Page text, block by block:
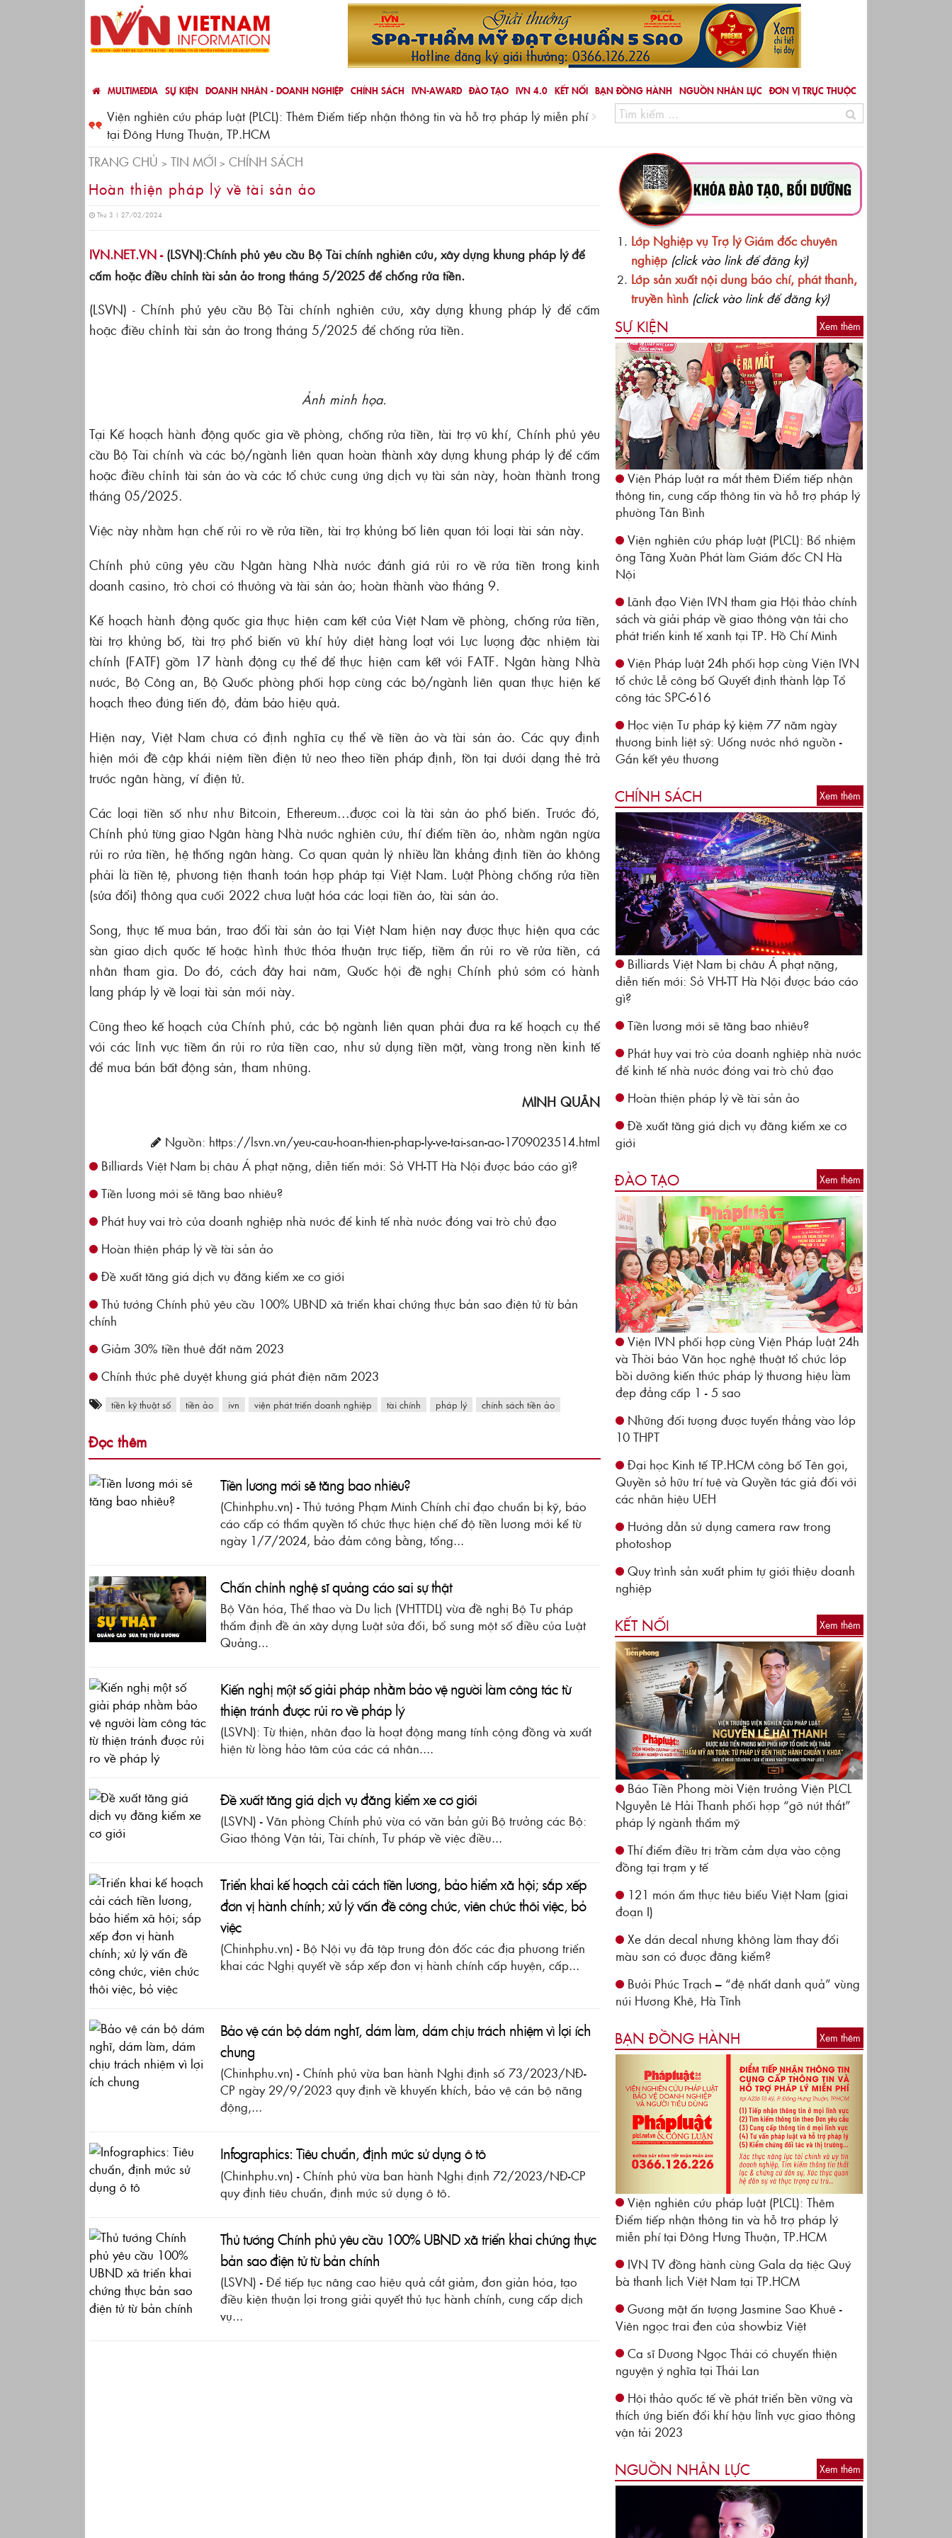
MULTIMEDIA SỰ KIỆN DOANH NHÂN - DOANH NGHIỆP CHÍNH SÁCH IVN-AWARD ĐÀO TẠO IVN 4.0 KẾT NỐI BẠN ĐỒNG HÀNH NGUỒN NHÂN LỰC ĐƠN VỊ TRỰC THUỘC
Viện nghiên cứu pháp luật (PLCL): Thêm Điểm tiếp nhận thông tin và hỗ trợ pháp lý miễn phí
tại Đông Hưng Thuận, TP.HCM
Báo Tiền Phong mời Viện trưởng Viện PLCL Nguyễn Lê Hải
TRANG CHỦ
TIN MỚI CHÍNH SÁCH
Hoàn thiện pháp lý về tài sản ảo
Thứ 3 | 27/02/2024
IVN.NET.VN - (LSVN):Chính phủ yêu cầu Bộ Tài chính nghiên cứu, xây dựng khung pháp lý để
cấm hoặc điều chỉnh tài sản ảo trong tháng 5/2025 để chống rửa tiền.
(LSVN) - Chính phủ yêu cầu Bộ Tài chính nghiên cứu, xây dựng khung pháp lý để cấm
hoặc điều chỉnh tài sản ảo trong tháng 5/2025 để chống rửa tiền.
Ảnh minh họa.
Tại Kế hoạch hành động quốc gia về phòng, chống rửa tiền, tài trợ vũ khí, Chính phủ yêu
cầu Bộ Tài chính và các bộ/ngành liên quan hoàn thành xây dựng khung pháp lý để cấm
hoặc điều chỉnh tài sản ảo và các tổ chức cung ứng dịch vụ tài sản này, hoàn thành trong
tháng 05/2025.
Việc này nhằm hạn chế rủi ro về rửa tiền, tài trợ khủng bố liên quan tới loại tài sản này.
Chính phủ cũng yêu cầu Ngân hàng Nhà nước đánh giá rủi ro về rửa tiền trong kinh
doanh casino, trò chơi có thưởng và tài sản ảo; hoàn thành vào tháng 9.
Kế hoạch hành động quốc gia thực hiện cam kết của Việt Nam về phòng, chống rửa tiền,
tài trợ khủng bố, tài trợ phổ biến vũ khí hủy diệt hàng loạt với Lực lượng đặc nhiệm tài
chính (FATF) gồm 17 hành động cụ thể để thực hiện cam kết với FATF. Ngân hàng Nhà
nước, Bộ Công an, Bộ Quốc phòng phối hợp cùng các bộ/ngành liên quan thực hiện kế
hoạch theo đúng tiến độ, đảm bảo hiệu quả.
Hiện nay, Việt Nam chưa có định nghĩa cụ thể về tiền ảo và tài sản ảo. Các quy định
hiện mới đề cập khái niệm tiền điện tử neo theo tiền pháp định, tồn tại dưới dạng thẻ trả
trước ngân hàng, ví điện tử.
Các loại tiền số như như Bitcoin, Ethereum...được coi là tài sản ảo phổ biến. Trước đó,
Chính phủ từng giao Ngân hàng Nhà nước nghiên cứu, thí điểm tiền ảo, nhằm ngăn ngừa
rủi ro rửa tiền, hệ thống ngân hàng. Cơ quan quản lý nhiều lần khẳng định tiền ảo không
phải là tiền tệ, phương tiện thanh toán hợp pháp tại Việt Nam. Luật Phòng chống rửa tiền
(sửa đổi) thông qua cuối 2022 chưa luật hóa các loại tiền ảo, tài sản ảo.
Song, thực tế mua bán, trao đổi tài sản ảo tại Việt Nam hiện nay được thực hiện qua các
sàn giao dịch quốc tế hoặc hình thức thỏa thuận trực tiếp, tiềm ẩn rủi ro về rửa tiền, cá
nhân tham gia. Do đó, cách đây hai năm, Quốc hội đề nghị Chính phủ sớm có hành
lang pháp lý về loại tài sản mới này.
Cũng theo kế hoạch của Chính phủ, các bộ ngành liên quan phải đưa ra kế hoạch cụ thể
với các lĩnh vực tiềm ẩn rủi ro rửa tiền cao, như sử dụng tiền mặt, vàng trong nền kinh tế
để mua bán bất động sản, tham nhũng.
MINH QUÂN
Nguồn: https://lsvn.vn/yeu-cau-hoan-thien-phap-ly-ve-tai-san-ao-1709023514.html
Billiards Việt Nam bị châu Á phạt nặng, diễn tiến mới: Sở VH-TT Hà Nội được báo cáo gì?
Tiền lương mới sẽ tăng bao nhiêu?
Phát huy vai trò của doanh nghiệp nhà nước để kinh tế nhà nước đóng vai trò chủ đạo
Hoàn thiện pháp lý về tài sản ảo
Đề xuất tăng giá dịch vụ đăng kiểm xe cơ giới
Thủ tướng Chính phủ yêu cầu 100% UBND xã triển khai chứng thực bản sao điện tử từ bản
chính
Giảm 30% tiền thuê đất năm 2023
Chính thức phê duyệt khung giá phát điện năm 2023
tiền kỹ thuật số tiền ảo ivn viện phát triển doanh nghiệp tài chính pháp lý chính sách tiền ảo
Đọc thêm
Tiền lương mới sẽ tăng bao nhiêu?
(Chinhphu.vn) - Thủ tướng Phạm Minh Chính chỉ đạo chuẩn bị kỹ, báo
cáo cấp có thẩm quyền tổ chức thực hiện chế độ tiền lương mới kể từ
ngày 1/7/2024, bảo đảm công bằng, tổng...
Chấn chỉnh nghệ sĩ quảng cáo sai sự thật
Bộ Văn hóa, Thể thao và Du lịch (VHTTDL) vừa đề nghị Bộ Tư pháp
thẩm định đề án xây dựng Luật sửa đổi, bổ sung một số điều của Luật
Quảng...
Kiến nghị một số giải pháp nhằm bảo vệ người làm công tác từ
thiện tránh được rủi ro về pháp lý
(LSVN): Từ thiện, nhân đạo là hoạt động mang tính cộng đồng và xuất
hiện từ lòng hảo tâm của các cá nhân....
Đề xuất tăng giá dịch vụ đăng kiểm xe cơ giới
(LSVN) - Văn phòng Chính phủ vừa có văn bản gửi Bộ trưởng các Bộ:
Giao thông Vận tải, Tài chính, Tư pháp về việc điều...
Triển khai kế hoạch cải cách tiền lương, bảo hiểm xã hội; sắp xếp
đơn vị hành chính; xử lý vấn đề công chức, viên chức thôi việc, bỏ
việc
(Chinhphu.vn) - Bộ Nội vụ đã tập trung đôn đốc các địa phương triển
khai các Nghị quyết về sắp xếp đơn vị hành chính cấp huyện, cấp...
Bảo vệ cán bộ dám nghĩ, dám làm, dám chịu trách nhiệm vì lợi ích
chung
(Chinhphu.vn) - Chính phủ vừa ban hành Nghị định số 73/2023/NĐ-
CP ngày 29/9/2023 quy định về khuyến khích, bảo vệ cán bộ năng
động,...
Infographics: Tiêu chuẩn, định mức sử dụng ô tô
(Chinhphu.vn) - Chính phủ vừa ban hành Nghị định 72/2023/NĐ-CP
quy định tiêu chuẩn, định mức sử dụng ô tô.
Thủ tướng Chính phủ yêu cầu 100% UBND xã triển khai chứng thực
bản sao điện tử từ bản chính
(LSVN) - Để tiếp tục nâng cao hiệu quả cắt giảm, đơn giản hóa, tạo
điều kiện thuận lợi trong giải quyết thủ tục hành chính, cung cấp dịch
vụ...
Lớp Nghiệp vụ Trợ lý Giám đốc chuyên
nghiệp (click vào link để đăng ký)
Lớp sản xuất nội dung báo chí, phát thanh,
truyền hình (click vào link để đăng ký)
SỰ KIỆN Xem thêm
Viện Pháp luật ra mắt thêm Điểm tiếp nhận
thông tin, cung cấp thông tin và hỗ trợ pháp lý
phường Tân Bình
Viện nghiên cứu pháp luật (PLCL): Bổ nhiệm
ông Tăng Xuân Phát làm Giám đốc CN Hà
Nội
Lãnh đạo Viện IVN tham gia Hội thảo chính
sách và giải pháp về giao thông vận tải cho
phát triển kinh tế xanh tại TP. Hồ Chí Minh
Viện Pháp luật 24h phối hợp cùng Viện IVN
tổ chức Lễ công bố Quyết định thành lập Tổ
công tác SPC-616
Học viện Tư pháp kỷ kiệm 77 năm ngày
thương binh liệt sỹ: Uống nước nhớ nguồn -
Gắn kết yêu thương
CHÍNH SÁCH Xem thêm
Billiards Việt Nam bị châu Á phạt nặng,
diễn tiến mới: Sở VH-TT Hà Nội được báo cáo
gì?
Tiền lương mới sẽ tăng bao nhiêu?
Phát huy vai trò của doanh nghiệp nhà nước
để kinh tế nhà nước đóng vai trò chủ đạo
Hoàn thiện pháp lý về tài sản ảo
Đề xuất tăng giá dịch vụ đăng kiểm xe cơ
giới
ĐÀO TẠO Xem thêm
Viện IVN phối hợp cùng Viện Pháp luật 24h
và Thời báo Văn học nghệ thuật tổ chức lớp
bồi dưỡng kiến thức pháp lý thương hiệu làm
đẹp đẳng cấp 1 - 5 sao
Những đối tượng được tuyển thẳng vào lớp
10 THPT
Đại học Kinh tế TP.HCM công bố Tên gọi,
Quyền sở hữu trí tuệ và Quyền tác giả đối với
các nhãn hiệu UEH
Hướng dẫn sử dụng camera raw trong
photoshop
Quy trình sản xuất phim tự giới thiệu doanh
nghiệp
KẾT NỐI Xem thêm
Báo Tiền Phong mời Viện trưởng Viện PLCL
Nguyễn Lê Hải Thanh phối hợp “gỡ nút thắt”
pháp lý ngành thẩm mỹ
Thí điểm điều trị trầm cảm dựa vào cộng
đồng tại trạm y tế
121 món ẩm thực tiêu biểu Việt Nam (giai
đoạn I)
Xe dán decal nhưng không làm thay đổi
màu sơn có được đăng kiểm?
Bưởi Phúc Trạch – “đệ nhất danh quả” vùng
núi Hương Khê, Hà Tĩnh
BẠN ĐỒNG HÀNH Xem thêm
Viện nghiên cứu pháp luật (PLCL): Thêm
Điểm tiếp nhận thông tin và hỗ trợ pháp lý
miễn phí tại Đông Hưng Thuận, TP.HCM
IVN TV đồng hành cùng Gala dạ tiệc Quý
bà thanh lịch Việt Nam tại TP.HCM
Gương mặt ấn tượng Jasmine Sao Khuê -
Viên ngọc trai đen của showbiz Việt
Ca sĩ Dương Ngọc Thái có chuyến thiện
nguyện ý nghĩa tại Thái Lan
Hội thảo quốc tế về phát triển bền vững và
thích ứng biến đổi khí hậu lĩnh vực giao thông
vận tải 2023
NGUỒN NHÂN LỰC Xem thêm